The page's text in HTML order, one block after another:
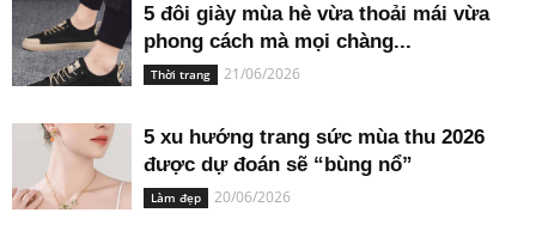
5 đôi giày mùa hè vừa thoải mái vừa
phong cách mà mọi chàng...
Thời trang 21/06/2026
5 xu hướng trang sức mùa thu 2026
được dự đoán sẽ “bùng nổ”
Làm đẹp 20/06/2026